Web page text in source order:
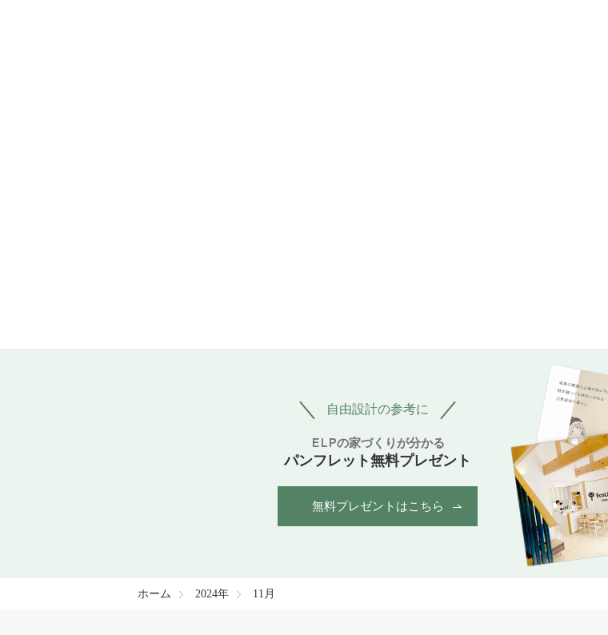
自由設計の参考に
ELPの家づくりが分かる
パンフレット無料プレゼント
無料プレゼントはこちら
ホーム 2024年 11月